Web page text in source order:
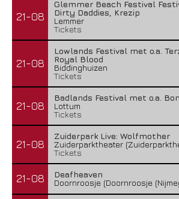
21-08
Glemmer Beach Festival
Dirty Daddies, Krezip
Lemmer
Tickets
21-08
Lowlands Festival met o.a.
Royal Blood
Biddinghuizen
Tickets
21-08
Badlands Festival met o.a.
Lottum
Tickets
21-08
Zuiderpark Live: Wolfmother
Zuiderparktheater
Tickets
21-08
Deafheaven
Doornroosje (Doornroosje